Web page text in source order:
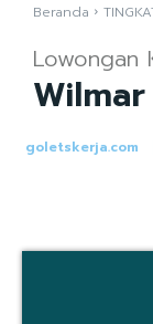
Beranda
Lowongan
goletskerja.com